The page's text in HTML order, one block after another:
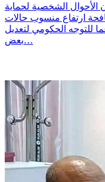
الشخصية لحماية
ارتفاع منسوب حالات
للتوجه الحكومي لتعديل
بعض…